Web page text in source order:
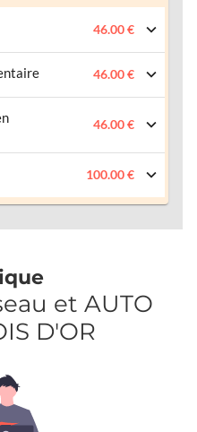
46.00 €
46.00 €
46.00 €
100.00 €
et AUTO
D'OR